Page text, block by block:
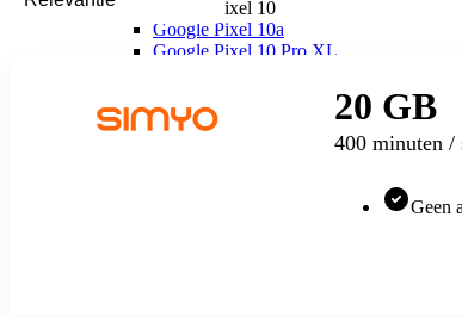
Google Pixel 10
Google Pixel 10a
Google Pixel 10 Pro XL
Google Pixel 9
Google Pixel 9a
Meest gekozen
20 GB
400 minuten /
Geen